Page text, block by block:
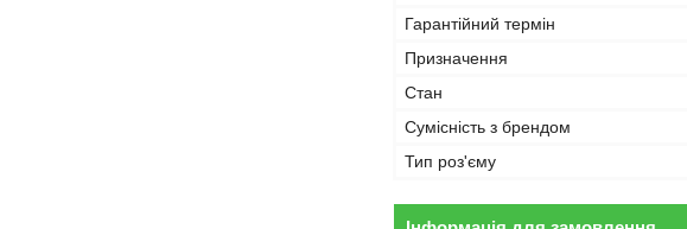
Гарантійний термін
Призначення
Стан
Сумісність з брендом
Тип роз'єму